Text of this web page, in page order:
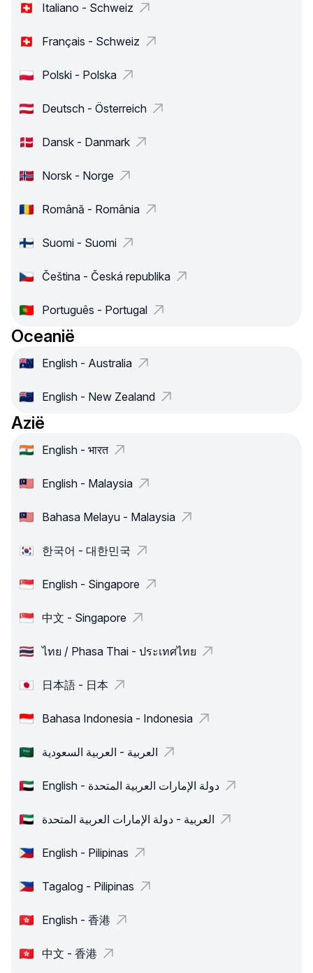
Italiano - Schweiz
Français - Schweiz
Polski - Polska
Deutsch - Österreich
Dansk - Danmark
Norsk - Norge
Română - România
Suomi - Suomi
Čeština - Česká republika
Português - Portugal
Oceanië
English - Australia
English - New Zealand
Azië
English - भारत
English - Malaysia
Bahasa Melayu - Malaysia
한국어 - 대한민국
English - Singapore
中文 - Singapore
ไทย / Phasa Thai - ประเทศไทย
日本語 - 日本
Bahasa Indonesia - Indonesia
العربية - العربية السعودية
English - دولة الإمارات العربية المتحدة
العربية - دولة الإمارات العربية المتحدة
English - Pilipinas
Tagalog - Pilipinas
English - 香港
中文 - 香港